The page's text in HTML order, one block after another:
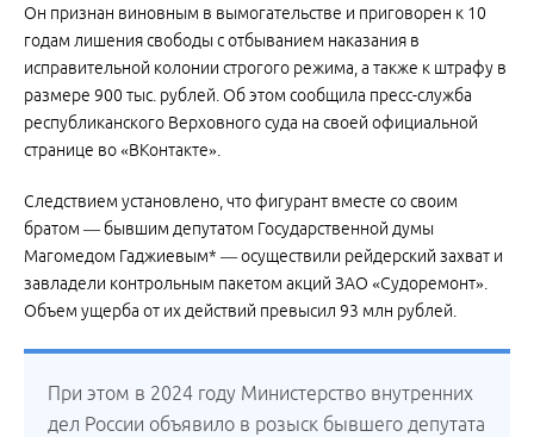
Он признан виновным в вымогательстве и приговорен к 10
годам лишения свободы с отбыванием наказания в
исправительной колонии строгого режима, а также к штрафу в
размере 900 тыс. рублей. Об этом сообщила пресс-служба
республиканского Верховного суда на своей официальной
странице во «ВКонтакте».
Следствием установлено, что фигурант вместе со своим
братом — бывшим депутатом Государственной думы
Магомедом Гаджиевым* — осуществили рейдерский захват и
завладели контрольным пакетом акций ЗАО «Судоремонт».
Объем ущерба от их действий превысил 93 млн рублей.
При этом в 2024 году Министерство внутренних
дел России объявило в розыск бывшего депутата